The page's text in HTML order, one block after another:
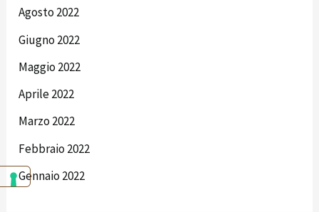
Agosto 2022
Giugno 2022
Maggio 2022
Aprile 2022
Marzo 2022
Febbraio 2022
Gennaio 2022